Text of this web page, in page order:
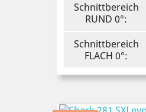
Schnittbereich
RUND 0°:
Schnittbereich
FLACH 0°: